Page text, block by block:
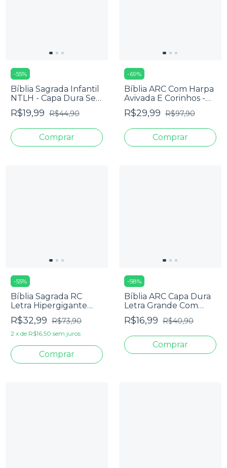
-55%
Bíblia Sagrada Infantil
NTLH - Capa Dura Seja
Forte E Corajoso
R$19,99 R$44,90
-69%
Bíblia ARC Com Harpa
Avivada E Corinhos -
Letra Jumbo - Capa
Dura Ramos Flores
R$29,99 R$97,90
-55%
Bíblia Sagrada RC
Letra Hipergigante
Com Harpa Avivada E
Corinhos Capa Dura
Flores Realista
R$32,99 R$73,90
2 x de R$16,50 sem juros
-58%
Bíblia ARC Capa Dura
Letra Grande Com
Harpa - Textos
Coloridos - Leão PB
R$16,99 R$40,90